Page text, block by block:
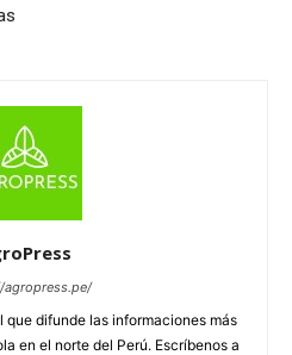
que difunde las informaciones más
en el norte del Perú. Escríbenos a